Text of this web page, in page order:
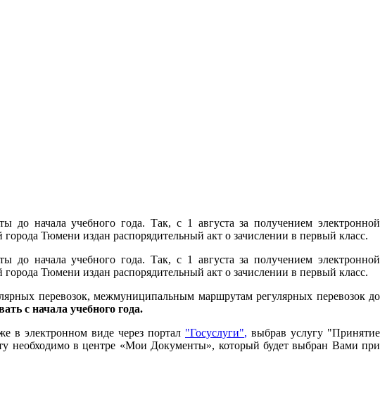
до начала учебного года. Так, с 1 августа за получением электронной
Тюмени издан распорядительный акт о зачислении в первый класс.
до начала учебного года. Так, с 1 августа за получением электронной
Тюмени издан распорядительный акт о зачислении в первый класс.
перевозок, межмуниципальным маршрутам регулярных перевозок до
с начала учебного года.
в электронном виде через портал "Госуслуги", выбрав услугу "Принятие
необходимо в центре «Мои Документы», который будет выбран Вами при